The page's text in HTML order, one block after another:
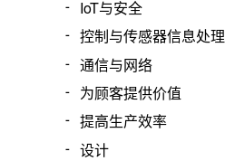
IoT与安全
控制与传感器信息处理
通信与网络
为顾客提供价值
提高生产效率
设计